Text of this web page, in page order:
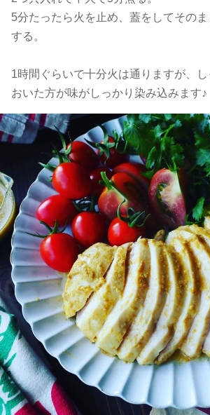
5分たったら火を止め、蓋をしてその
する。
1時間ぐらいで十分火は通りますが、
おいた方が味がしっかり染み込みます♪